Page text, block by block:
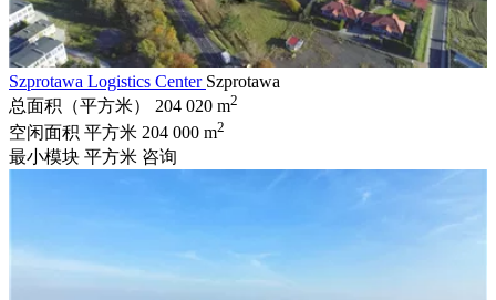
Szprotawa Logistics Center Szprotawa
总面积（平方米）
204 020 m2
空闲面积 平方米 204 000 m2
最小模块 平方米 咨询